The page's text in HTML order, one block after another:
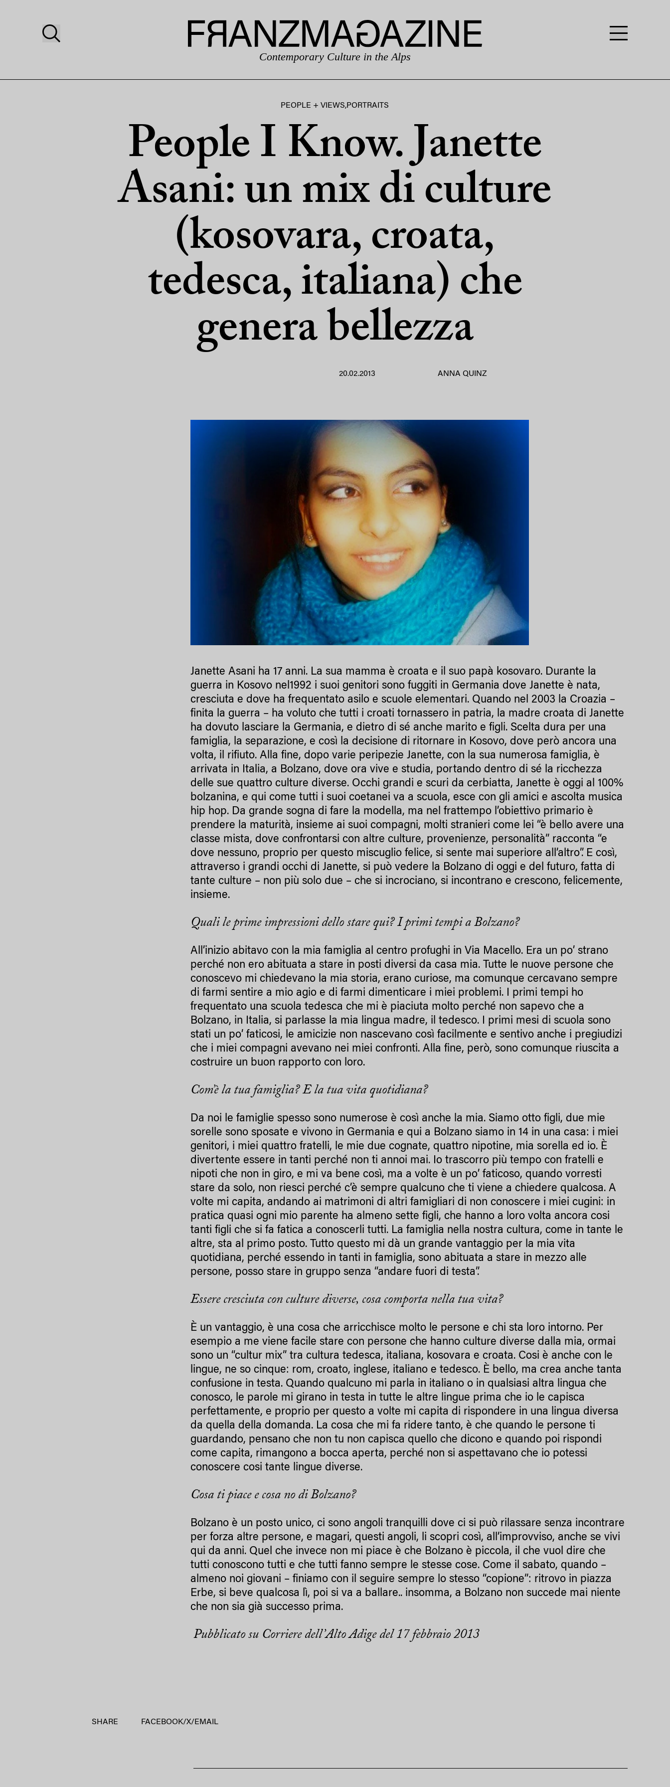
Contemporary Culture in the Alps
PEOPLE + VIEWS,PORTRAITS
People I Know. Janette
Asani: un mix di culture
(kosovara, croata,
tedesca, italiana) che
genera bellezza
20.02.2013 ANNA QUINZ
Janette Asani ha 17 anni. La sua mamma è croata e il suo papà kosovaro. Durante la
guerra in Kosovo nel1992 i suoi genitori sono fuggiti in Germania dove Janette è nata,
cresciuta e dove ha frequentato asilo e scuole elementari. Quando nel 2003 la Croazia –
finita la guerra – ha voluto che tutti i croati tornassero in patria, la madre croata di Janette
ha dovuto lasciare la Germania, e dietro di sé anche marito e figli. Scelta dura per una
famiglia, la separazione, e così la decisione di ritornare in Kosovo, dove però ancora una
volta, il rifiuto. Alla fine, dopo varie peripezie Janette, con la sua numerosa famiglia, è
arrivata in Italia, a Bolzano, dove ora vive e studia, portando dentro di sé la ricchezza
delle sue quattro culture diverse. Occhi grandi e scuri da cerbiatta, Janette è oggi al 100%
bolzanina, e qui come tutti i suoi coetanei va a scuola, esce con gli amici e ascolta musica
hip hop. Da grande sogna di fare la modella, ma nel frattempo l’obiettivo primario è
prendere la maturità, insieme ai suoi compagni, molti stranieri come lei “è bello avere una
classe mista, dove confrontarsi con altre culture, provenienze, personalità” racconta “e
dove nessuno, proprio per questo miscuglio felice, si sente mai superiore all’altro”. E così,
attraverso i grandi occhi di Janette, si può vedere la Bolzano di oggi e del futuro, fatta di
tante culture – non più solo due – che si incrociano, si incontrano e crescono, felicemente,
insieme.
Quali le prime impressioni dello stare qui? I primi tempi a Bolzano?
All’inizio abitavo con la mia famiglia al centro profughi in Via Macello. Era un po’ strano
perché non ero abituata a stare in posti diversi da casa mia. Tutte le nuove persone che
conoscevo mi chiedevano la mia storia, erano curiose, ma comunque cercavano sempre
di farmi sentire a mio agio e di farmi dimenticare i miei problemi. I primi tempi ho
frequentato una scuola tedesca che mi è piaciuta molto perché non sapevo che a
Bolzano, in Italia, si parlasse la mia lingua madre, il tedesco. I primi mesi di scuola sono
stati un po’ faticosi, le amicizie non nascevano così facilmente e sentivo anche i pregiudizi
che i miei compagni avevano nei miei confronti. Alla fine, però, sono comunque riuscita a
costruire un buon rapporto con loro.
Com’è la tua famiglia? E la tua vita quotidiana?
Da noi le famiglie spesso sono numerose è così anche la mia. Siamo otto figli, due mie
sorelle sono sposate e vivono in Germania e qui a Bolzano siamo in 14 in una casa: i miei
genitori, i miei quattro fratelli, le mie due cognate, quattro nipotine, mia sorella ed io. È
divertente essere in tanti perché non ti annoi mai. Io trascorro più tempo con fratelli e
nipoti che non in giro, e mi va bene così, ma a volte è un po’ faticoso, quando vorresti
stare da solo, non riesci perché c’è sempre qualcuno che ti viene a chiedere qualcosa. A
volte mi capita, andando ai matrimoni di altri famigliari di non conoscere i miei cugini: in
pratica quasi ogni mio parente ha almeno sette figli, che hanno a loro volta ancora cosi
tanti figli che si fa fatica a conoscerli tutti. La famiglia nella nostra cultura, come in tante le
altre, sta al primo posto. Tutto questo mi dà un grande vantaggio per la mia vita
quotidiana, perché essendo in tanti in famiglia, sono abituata a stare in mezzo alle
persone, posso stare in gruppo senza “andare fuori di testa”.
Essere cresciuta con culture diverse, cosa comporta nella tua vita?
È un vantaggio, è una cosa che arricchisce molto le persone e chi sta loro intorno. Per
esempio a me viene facile stare con persone che hanno culture diverse dalla mia, ormai
sono un “cultur mix” tra cultura tedesca, italiana, kosovara e croata. Cosi è anche con le
lingue, ne so cinque: rom, croato, inglese, italiano e tedesco. È bello, ma crea anche tanta
confusione in testa. Quando qualcuno mi parla in italiano o in qualsiasi altra lingua che
conosco, le parole mi girano in testa in tutte le altre lingue prima che io le capisca
perfettamente, e proprio per questo a volte mi capita di rispondere in una lingua diversa
da quella della domanda. La cosa che mi fa ridere tanto, è che quando le persone ti
guardando, pensano che non tu non capisca quello che dicono e quando poi rispondi
come capita, rimangono a bocca aperta, perché non si aspettavano che io potessi
conoscere cosi tante lingue diverse.
Cosa ti piace e cosa no di Bolzano?
Bolzano è un posto unico, ci sono angoli tranquilli dove ci si può rilassare senza incontrare
per forza altre persone, e magari, questi angoli, li scopri così, all’improvviso, anche se vivi
qui da anni. Quel che invece non mi piace è che Bolzano è piccola, il che vuol dire che
tutti conoscono tutti e che tutti fanno sempre le stesse cose. Come il sabato, quando –
almeno noi giovani – finiamo con il seguire sempre lo stesso “copione”: ritrovo in piazza
Erbe, si beve qualcosa lì, poi si va a ballare.. insomma, a Bolzano non succede mai niente
che non sia già successo prima.
Pubblicato su Corriere dell’Alto Adige del 17 febbraio 2013
SHARE FACEBOOK/X/ EMAIL